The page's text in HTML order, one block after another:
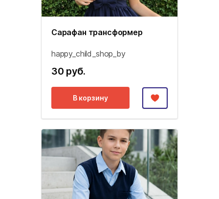
Сарафан трансформер
happy_child_shop_by
30 руб.
В корзину